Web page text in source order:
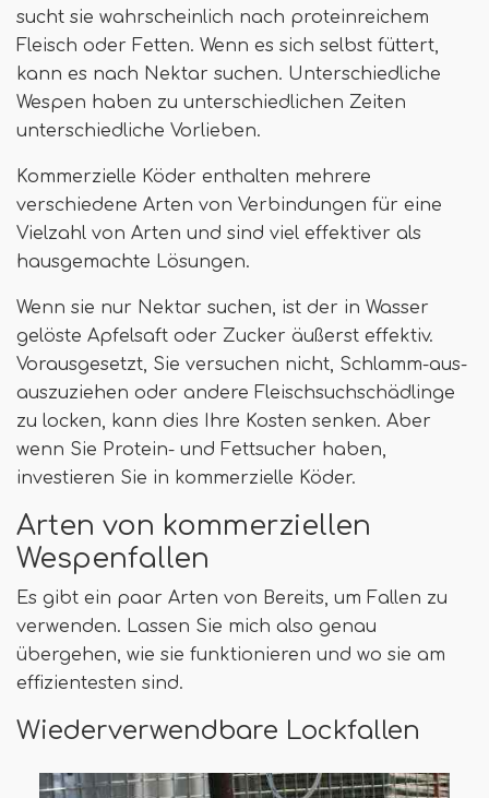
sucht sie wahrscheinlich nach proteinreichem
Fleisch oder Fetten. Wenn es sich selbst füttert,
kann es nach Nektar suchen. Unterschiedliche
Wespen haben zu unterschiedlichen Zeiten
unterschiedliche Vorlieben.
Kommerzielle Köder enthalten mehrere
verschiedene Arten von Verbindungen für eine
Vielzahl von Arten und sind viel effektiver als
hausgemachte Lösungen.
Wenn sie nur Nektar suchen, ist der in Wasser
gelöste Apfelsaft oder Zucker äußerst effektiv.
Vorausgesetzt, Sie versuchen nicht, Schlamm-aus-
auszuziehen oder andere Fleischsuchschädlinge
zu locken, kann dies Ihre Kosten senken. Aber
wenn Sie Protein- und Fettsucher haben,
investieren Sie in kommerzielle Köder.
Arten von kommerziellen
Wespenfallen
Es gibt ein paar Arten von Bereits, um Fallen zu
verwenden. Lassen Sie mich also genau
übergehen, wie sie funktionieren und wo sie am
effizientesten sind.
Wiederverwendbare Lockfallen